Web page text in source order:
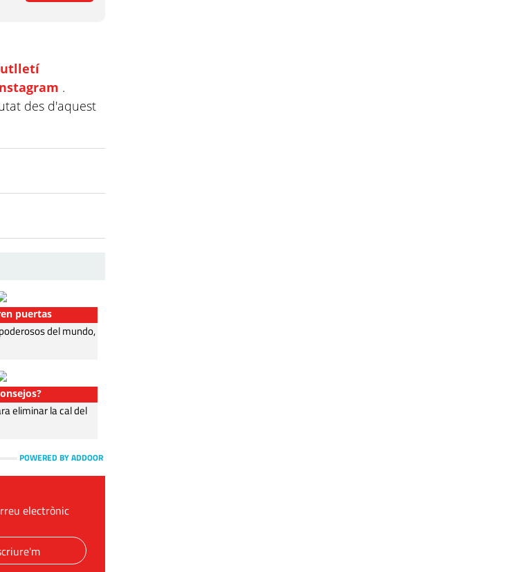
.
des d'aquest
puertas
del mundo,
eliminar la cal del
POWERED BY ADDOOR
electrònic